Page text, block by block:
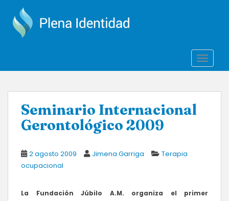
Seminario Internacional
Gerontológico 2009
2 agosto 2009 Jimena Garriga
Terapia
ocupacional
La Fundación Júbilo A.M. organiza el primer